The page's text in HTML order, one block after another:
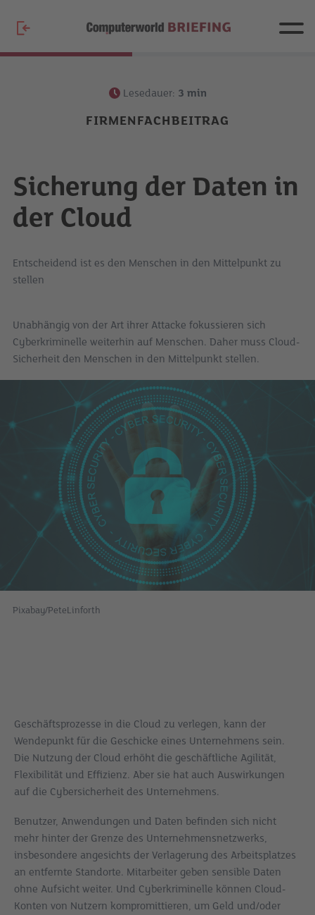
Lesedauer: 3 min
FIRMENFACHBEITRAG
Sicherung der Daten in
der Cloud
Entscheidend ist es den Menschen in den Mittelpunkt zu
stellen
Unabhängig von der Art ihrer Attacke fokussieren sich
Cyberkriminelle weiterhin auf Menschen. Daher muss Cloud-
Sicherheit den Menschen in den Mittelpunkt stellen.
Pixabay/PeteLinforth
Geschäftsprozesse in die Cloud zu verlegen, kann der
Wendepunkt für die Geschicke eines Unternehmens sein.
Die Nutzung der Cloud erhöht die geschäftliche Agilität,
Flexibilität und Effizienz. Aber sie hat auch Auswirkungen
auf die Cybersicherheit des Unternehmens.
Benutzer, Anwendungen und Daten befinden sich nicht
mehr hinter der Grenze des Unternehmensnetzwerks,
insbesondere angesichts der Verlagerung des Arbeitsplatzes
an entfernte Standorte. Mitarbeiter geben sensible Daten
ohne Aufsicht weiter. Und Cyberkriminelle können Cloud-
Konten von Nutzern kompromittieren, um Geld und/oder